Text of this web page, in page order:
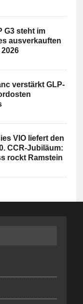
G3 steht im
ausverkauften
verstärkt GLP-
VIO liefert den
CCR-Jubiläum:
rockt Ramstein